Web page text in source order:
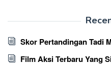
Skor Pertandingan Tadi
Film Aksi Terbaru Yang